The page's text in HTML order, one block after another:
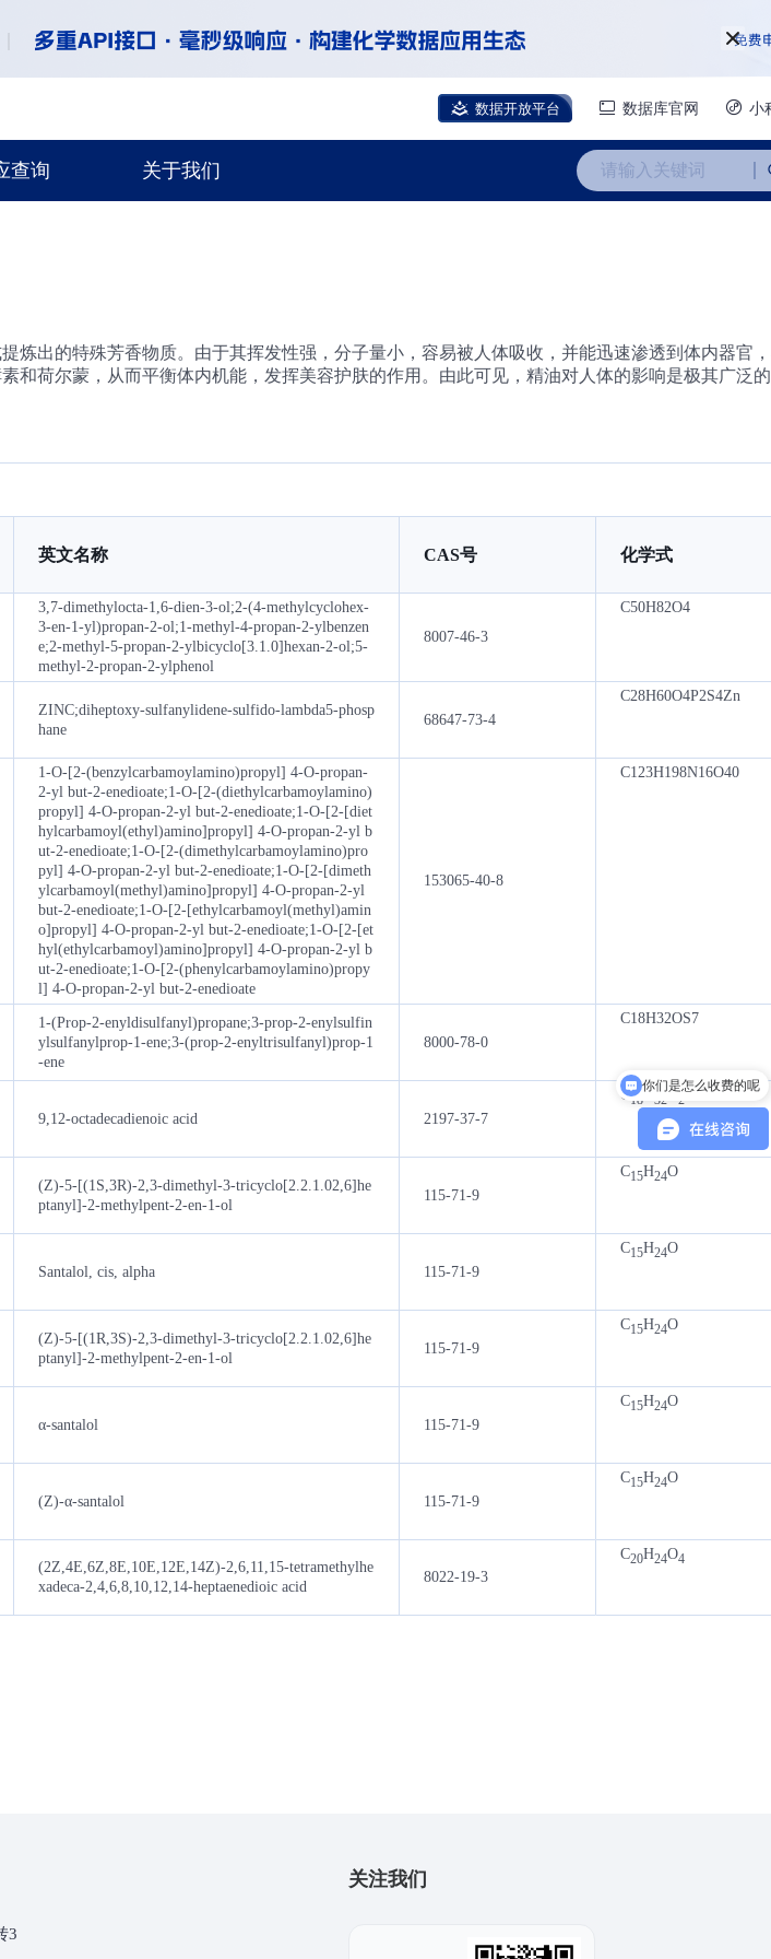
数据开放平台 数据库官网 小
查询 关于我们 请输入关键词
出的特殊芳香物质。由于其挥发性强，分子量小，容易被人体吸收，并能迅速渗透到体内器官
荷尔蒙，从而平衡体内机能，发挥美容护肤的作用。由此可见，精油对人体的影响是极其广泛
英文名称 CAS号 化学式
3,7-dimethylocta-1,6-dien-3-ol;2-(4-methylcyclohex-
3-en-1-yl)propan-2-ol;1-methyl-4-propan-2-ylbenzen
e;2-methyl-5-propan-2-ylbicyclo[3.1.0]hexan-2-ol;5-
methyl-2-propan-2-ylphenol
8007-46-3
C50H82O4
ZINC;diheptoxy-sulfanylidene-sulfido-lambda5-phosp
hane
68647-73-4
C28H60O4P2S4Zn
1-O-[2-(benzylcarbamoylamino)propyl] 4-O-propan-
2-yl but-2-enedioate;1-O-[2-(diethylcarbamoylamino)
propyl] 4-O-propan-2-yl but-2-enedioate;1-O-[2-[diet
hylcarbamoyl(ethyl)amino]propyl] 4-O-propan-2-yl b
ut-2-enedioate;1-O-[2-(dimethylcarbamoylamino)pro
pyl] 4-O-propan-2-yl but-2-enedioate;1-O-[2-[dimeth
ylcarbamoyl(methyl)amino]propyl] 4-O-propan-2-yl
but-2-enedioate;1-O-[2-[ethylcarbamoyl(methyl)amin
o]propyl] 4-O-propan-2-yl but-2-enedioate;1-O-[2-[et
hyl(ethylcarbamoyl)amino]propyl] 4-O-propan-2-yl b
ut-2-enedioate;1-O-[2-(phenylcarbamoylamino)propy
l] 4-O-propan-2-yl but-2-enedioate
153065-40-8
C123H198N16O40
1-(Prop-2-enyldisulfanyl)propane;3-prop-2-enylsulfin
ylsulfanylprop-1-ene;3-(prop-2-enyltrisulfanyl)prop-1
-ene
8000-78-0
C18H32OS7
9,12-octadecadienoic acid 2197-37-7
C18H32O2
(Z)-5-[(1S,3R)-2,3-dimethyl-3-tricyclo[2.2.1.02,6]he
ptanyl]-2-methylpent-2-en-1-ol
115-71-9
C15H24O
Santalol, cis, alpha 115-71-9
C15H24O
(Z)-5-[(1R,3S)-2,3-dimethyl-3-tricyclo[2.2.1.02,6]he
ptanyl]-2-methylpent-2-en-1-ol
115-71-9
C15H24O
α-santalol 115-71-9
C15H24O
(Z)-α-santalol 115-71-9
C15H24O
(2Z,4E,6Z,8E,10E,12E,14Z)-2,6,11,15-tetramethylhe
xadeca-2,4,6,8,10,12,14-heptaenedioic acid
8022-19-3
C20H24O4
3
关注我们
你们是怎么收费的呢